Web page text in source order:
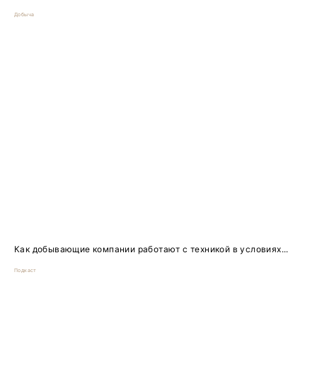
Добыча
Как добывающие компании работают с техникой в условиях...
Подкаст